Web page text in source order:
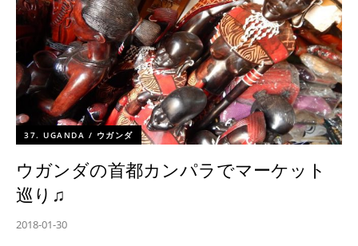
37. UGANDA / ウガンダ
ウガンダの首都カンパラでマーケット
巡り♫
2018-01-30